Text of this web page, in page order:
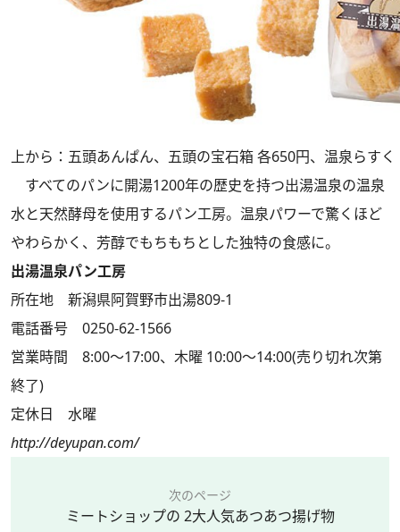
上から：五頭あんぱん、五頭の宝石箱 各650円、温泉らす
すべてのパンに開湯1200年の歴史を持つ出湯温泉の温泉
水と天然酵母を使用するパン工房。温泉パワーで驚くほど
やわらかく、芳醇でもちもちとした独特の食感に。
出湯温泉パン工房
所在地 新潟県阿賀野市出湯809-1
電話番号 0250-62-1566
営業時間 8:00～17:00、木曜 10:00～14:00(売り切れ次第
終了)
定休日 水曜
http://deyupan.com/
次のページ
ミートショップの 2大人気あつあつ揚げ物